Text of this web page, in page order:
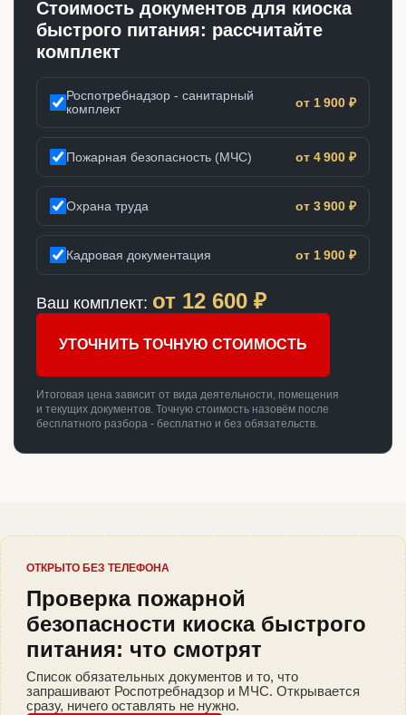
Стоимость документов для киоска
быстрого питания: рассчитайте
комплект
Роспотребнадзор - санитарный
комплект
от 1 900 ₽
Пожарная безопасность (МЧС) от 4 900 ₽
Охрана труда от 3 900 ₽
Кадровая документация от 1 900 ₽
Ваш комплект: от 12 600 ₽
УТОЧНИТЬ ТОЧНУЮ СТОИМОСТЬ
Итоговая цена зависит от вида деятельности, помещения
и текущих документов. Точную стоимость назовём после
бесплатного разбора - бесплатно и без обязательств.
ОТКРЫТО БЕЗ ТЕЛЕФОНА
Проверка пожарной
безопасности киоска быстрого
питания: что смотрят
Список обязательных документов и то, что
запрашивают Роспотребнадзор и МЧС. Открывается
сразу, ничего оставлять не нужно.